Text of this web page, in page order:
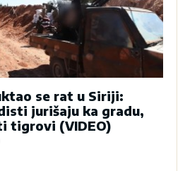
se rat u Siriji:
jurišaju ka gradu,
tigrovi (VIDEO)